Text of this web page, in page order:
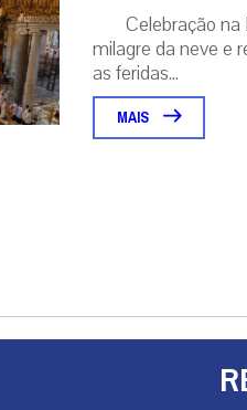
Celebração
milagre da neve e
as feridas...
MAIS